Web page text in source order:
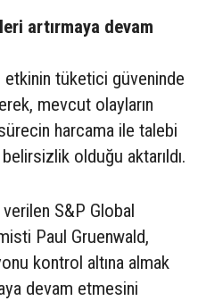
artırmaya devam
etkinin tüketici güveninde
mevcut olayların
harcama ile talebi
olduğu aktarıldı.
S&P Global
Paul Gruenwald,
kontrol altına almak
devam etmesini